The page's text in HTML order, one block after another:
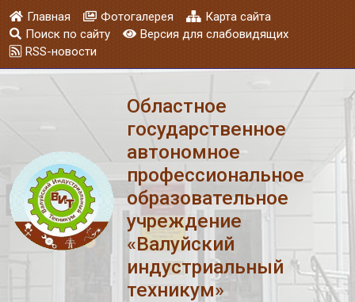
Главная Фотогалерея
Карта сайта
Поиск по сайту
Версия для слабовидящих
RSS-новости
Областное
государственное
автономное
профессиональное
образовательное
учреждение
«Валуйский
индустриальный
техникум»